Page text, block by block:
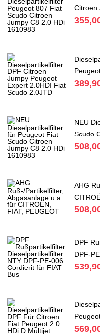
Citroen
NEU
Scudo
AHG
DPF
DPF-